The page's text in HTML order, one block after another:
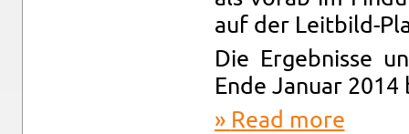
auf der Leit­bild-
Die Ergeb­nisse
Ende Jan­uar
Read more